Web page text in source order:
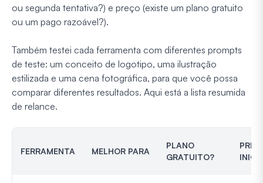
ou segunda tentativa?) e preço (existe um plano gratuito
ou um pago razoável?).
Também testei cada ferramenta com diferentes prompts
de teste: um conceito de logotipo, uma ilustração
estilizada e uma cena fotográfica, para que você possa
comparar diferentes resultados. Aqui está a lista resumida
de relance.
FERRAMENTA MELHOR PARA
PLANO
GRATUITO?